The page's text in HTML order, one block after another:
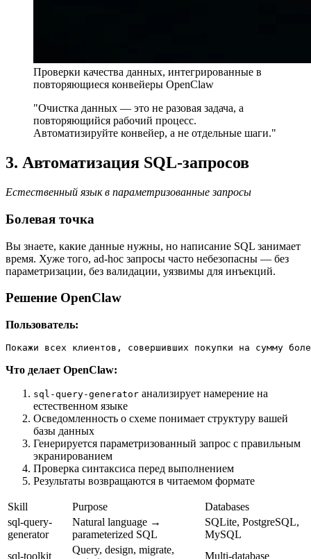
Проверки качества данных, интегрированные в
повторяющиеся конвейеры OpenClaw
"Очистка данных — это не разовая задача, а
повторяющийся рабочий процесс.
Автоматизируйте конвейер, а не отдельные шаги."
3. Автоматизация SQL-запросов
Естественный язык в параметризованные запросы
Болевая точка
Вы знаете, какие данные нужны, но написание SQL занимает
время. Хуже того, ad-hoc запросы часто небезопасны — без
параметризации, без валидации, уязвимы для инъекций.
Решение OpenClaw
Пользователь:
Покажи всех клиентов, совершивших покупки на сумму
Что делает OpenClaw:
sql-query-generator анализирует намерение на
естественном языке
Осведомленность о схеме понимает структуру вашей
базы данных
Генерируется параметризованный запрос с правильным
экранированием
Проверка синтаксиса перед выполнением
Результаты возвращаются в читаемом формате
Skill Purpose
Databases
sql-query-
generator
Natural language →
parameterized SQL
SQLite, PostgreSQL,
MySQL
sql-toolkit
Query, design, migrate,
Multi-database